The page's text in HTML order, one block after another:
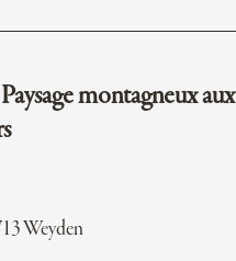
montagneux aux
Weyden